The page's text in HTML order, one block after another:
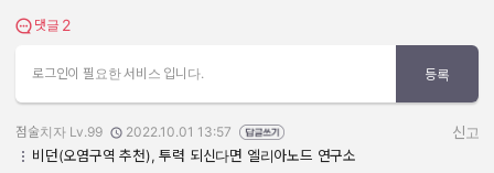
댓글 보기
댓글 2
로그인이 필요한 서비스 입니다. 등록
작성자:
점술치자 Lv.99
작성일:
2022.10.01 13:57
신고
비던(오염구역 추천), 투력 되신다면 엘리아노드 연구소